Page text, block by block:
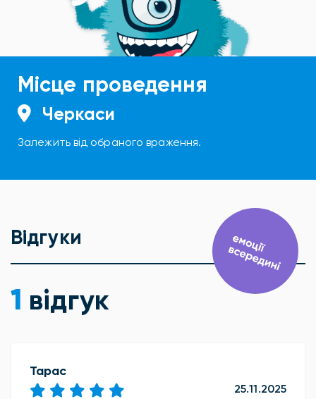
Місце проведення
Черкаси
Залежить від обраного враження.
Відгуки
1 відгук
Тарас
25.11.2025